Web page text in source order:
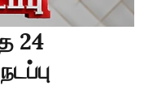
24